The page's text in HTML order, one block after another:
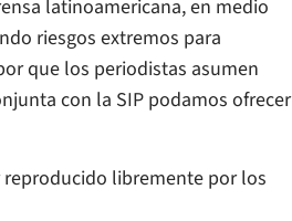
latinoamericana, en medio
riesgos extremos para
que los periodistas asumen
con la SIP podamos ofrecer
reproducido libremente por los